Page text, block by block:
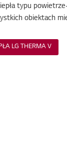
typu
obiektach
LG THERMA V